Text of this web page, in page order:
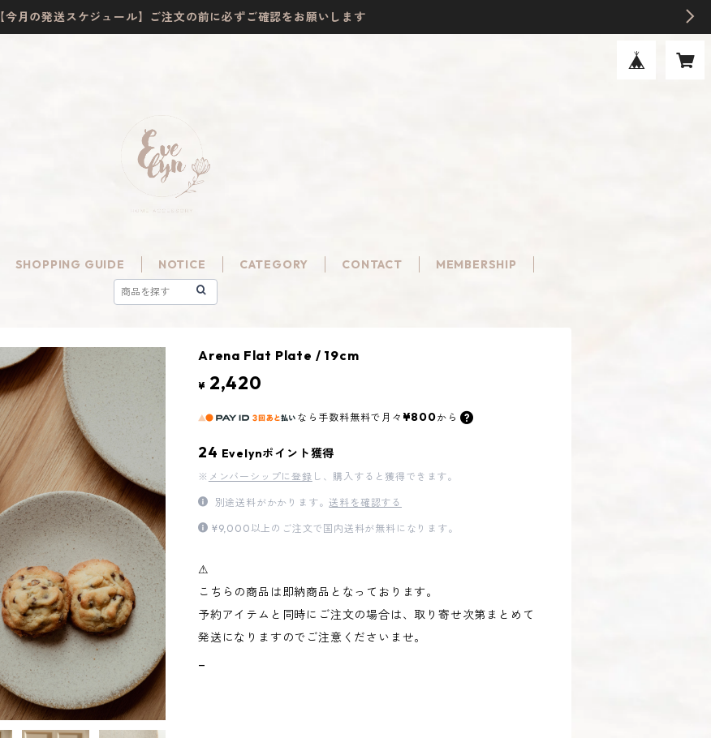
【今月の発送スケジュール】ご注文の前に必ずご確認をお願いします
SHOPPING GUIDE NOTICE CATEGORY CONTACT MEMBERSHIP
Arena Flat Plate / 19cm
¥ 2,420
なら 手数料無料で 月々 ¥800から
24 Evelynポイント獲得
※ メンバーシップに登録 し、購入すると獲得できます。
別途送料がかかります。送料を確認する
¥9,000以上のご注文で国内送料が無料になります。
⚠︎
こちらの商品は即納商品となっております。
予約アイテムと同時にご注文の場合は、取り寄せ次第まとめて
発送になりますのでご注意くださいませ。